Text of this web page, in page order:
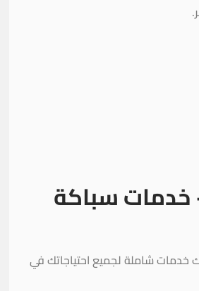
خدمات سباكة
شاملة لجميع احتياجاتك في